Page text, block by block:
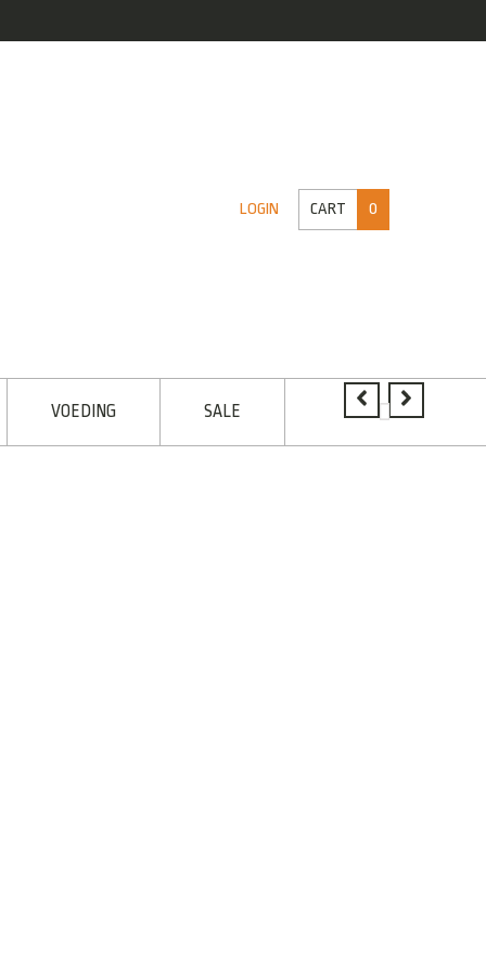
LOGIN CART 0
VOEDING SALE